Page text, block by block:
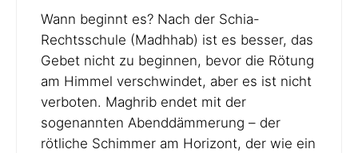
Wann beginnt es? Nach der Schia-
Rechtsschule (Madhhab) ist es besser, das
Gebet nicht zu beginnen, bevor die Rötung
am Himmel verschwindet, aber es ist nicht
verboten. Maghrib endet mit der
sogenannten Abenddämmerung – der
rötliche Schimmer am Horizont, der wie ein